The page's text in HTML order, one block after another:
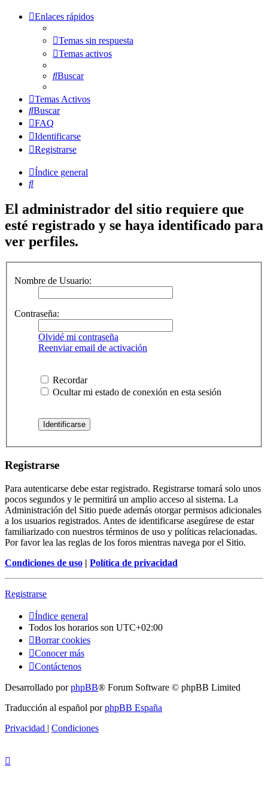
Enlaces rápidos
Temas sin respuesta
Temas activos
Buscar
Temas Activos
Buscar
FAQ
Identificarse
Registrarse
Índice general
Buscar
El administrador del sitio requiere que
esté registrado y se haya identificado para
ver perfiles.
Nombre de Usuario:
Contraseña:
Olvidé mi contraseña
Reenviar email de activación
Recordar
Ocultar mi estado de conexión en esta sesión
Registrarse
Para autenticarse debe estar registrado. Registrarse tomará solo unos
pocos segundos y le permitirá un amplio acceso al sistema. La
Administración del Sitio puede además otorgar permisos adicionales
a los usuarios registrados. Antes de identificarse asegúrese de estar
familiarizado con nuestros términos de uso y políticas relacionadas.
Por favor lea las reglas de los foros mientras navega por el Sitio.
Condiciones de uso | Política de privacidad
Registrarse
Índice general
Todos los horarios son UTC+02:00
Borrar cookies
Conocer más
Contáctenos
Desarrollado porphpBB® Forum Software © phpBB Limited
Traducción al español porphpBB España
Privacidad | Condiciones